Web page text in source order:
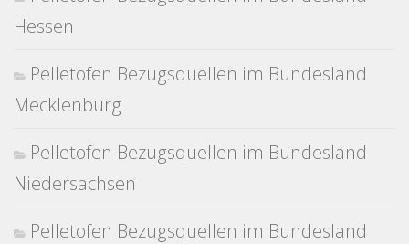
Hessen
Pelletofen Bezugsquellen im Bundesland
Mecklenburg
Pelletofen Bezugsquellen im Bundesland
Niedersachsen
Pelletofen Bezugsquellen im Bundesland